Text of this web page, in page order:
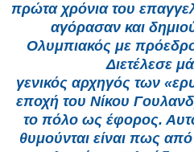
πρώτα χρόνια του
αγόρασαν και
Ολυμπιακός με
Διετέλεσε
γενικός αρχηγός των
εποχή του Νίκου
το πόλο ως έφορος.
θυμούνται είναι πως